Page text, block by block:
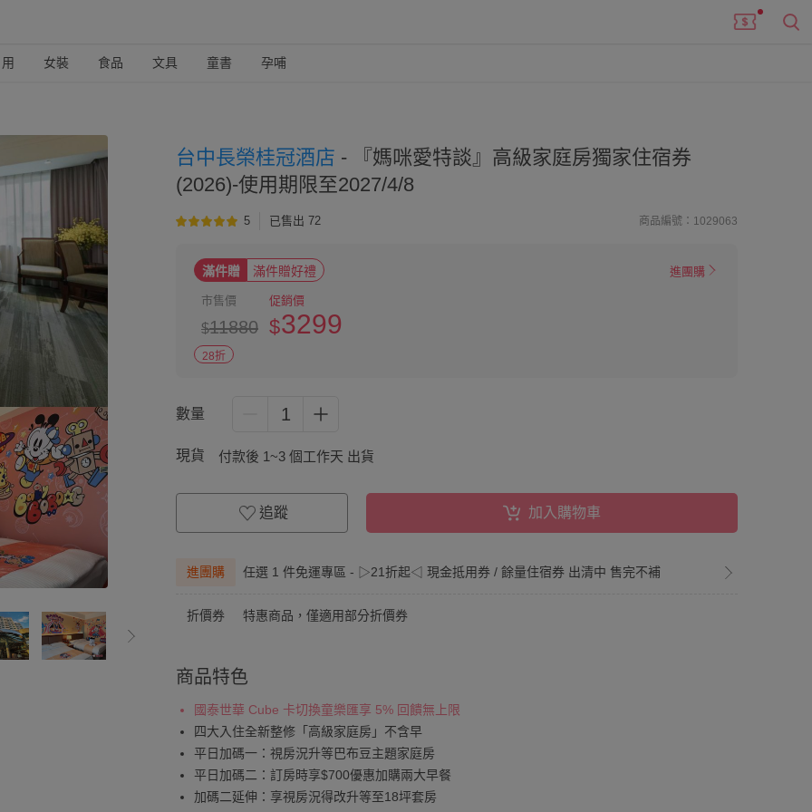
女裝 食品 文具 童書 孕哺
台中長榮桂冠酒店 - 『媽咪愛特談』高級家庭房獨家住宿券
(2026)-使用期限至2027/4/8
5 已售出 72 商品編號：1029063
滿件贈 滿件贈好禮 進團購
市售價
$11880
促銷價
$3299
28折
數量 1
現貨 付款後 1~3 個工作天 出貨
追蹤 加入購物車
進團購 任選 1 件免運專區 - ▷21折起◁ 現金抵用券 / 餘量住宿券 出清中 售完不補
折價券 特惠商品，僅適用部分折價券
商品特色
國泰世華 Cube 卡切換童樂匯享 5% 回饋無上限
四大入住全新整修「高級家庭房」不含早
平日加碼一：視房況升等巴布豆主題家庭房
平日加碼二：訂房時享$700優惠加購兩大早餐
加碼二延伸：享視房況得改升等至18坪套房